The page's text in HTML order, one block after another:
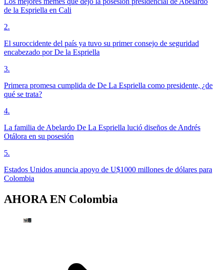
de la Espriella en Cali
2.
El suroccidente del país ya tuvo su primer consejo de seguridad
encabezado por De la Espriella
3.
Primera promesa cumplida de De La Espriella como presidente, ¿de
qué se trata?
4.
La familia de Abelardo De La Espriella lució diseños de Andrés
Otálora en su posesión
5.
Estados Unidos anuncia apoyo de U$1000 millones de dólares para
Colombia
AHORA EN Colombia